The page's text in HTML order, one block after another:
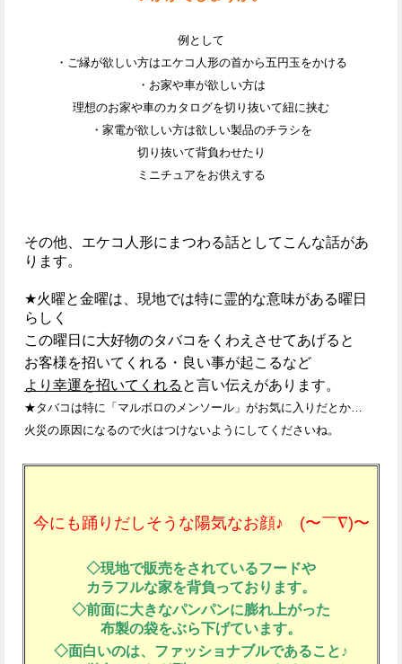
例として
・ご縁が欲しい方はエケコ人形の首から五円玉をかける
・お家や車が欲しい方は
理想のお家や車のカタログを切り抜いて紐に挟む
・家電が欲しい方は欲しい製品のチラシを
切り抜いて背負わせたり
ミニチュアをお供えする
その他、エケコ人形にまつわる話としてこんな話があ
ります。
★火曜と金曜は、現地では特に霊的な意味がある曜日
らしく
この曜日に大好物のタバコをくわえさせてあげると
お客様を招いてくれる・良い事が起こるなど
より 幸運を招いてくれる と言い伝えがあります。
★タバコは特に「マルボロのメンソール」がお気に入りだとか…
火災の原因になるので火はつけないようにしてくださいね。
今にも踊りだしそうな陽気なお顔♪ (〜￣∇)〜
◇現地で販売をされているフードや
カラフルな家を背負っております。
◇前面に大きなパンパンに膨れ上がった
布製の袋をぶら下げています。
◇面白いのは、ファッショナブルであること♪